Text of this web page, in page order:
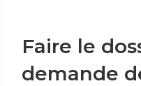
Faire le
demande